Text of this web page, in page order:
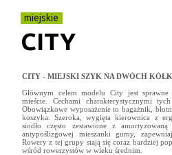
miejskie
CITY
CITY - MIEJSKI SZYK NA DWÓCH
Głównym celem modelu City jest
mieście. Cechami charakterystycznymi
Obowiązkowe wyposażenie to bagażnik,
koszyka. Szeroka, wygięta kierownica z
siodło często zestawione z
antypoślizgowej mieszanki gumy,
Rowery z tej grupy stają się coraz bardziej
wśród rowerzystów w wieku średnim.